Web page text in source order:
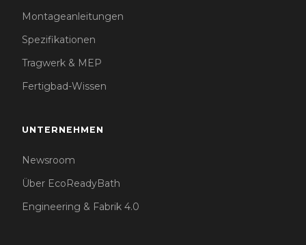
Montageanleitungen
Spezifikationen
Tragwerk & MEP
Fertigbad-Wissen
UNTERNEHMEN
Newsroom
Über EcoReadyBath
Engineering & Fabrik 4.0